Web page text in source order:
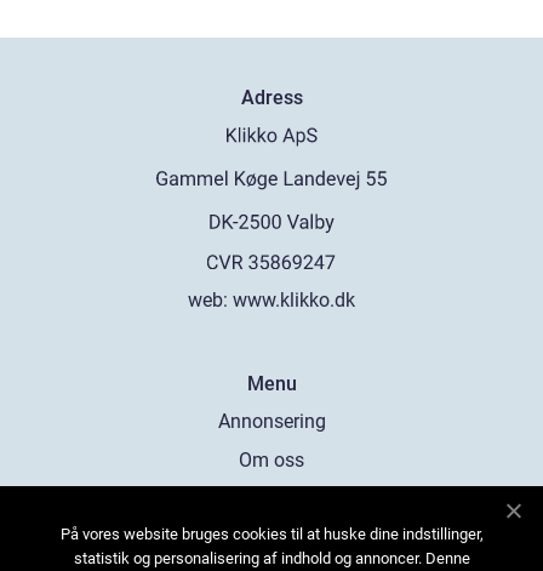
Adress
web: www.klikko.dk
Menu
Annonsering
Om oss
Kontakta oss
På vores website bruges cookies til at huske dine indstillinger,
statistik og personalisering af indhold og annoncer. Denne